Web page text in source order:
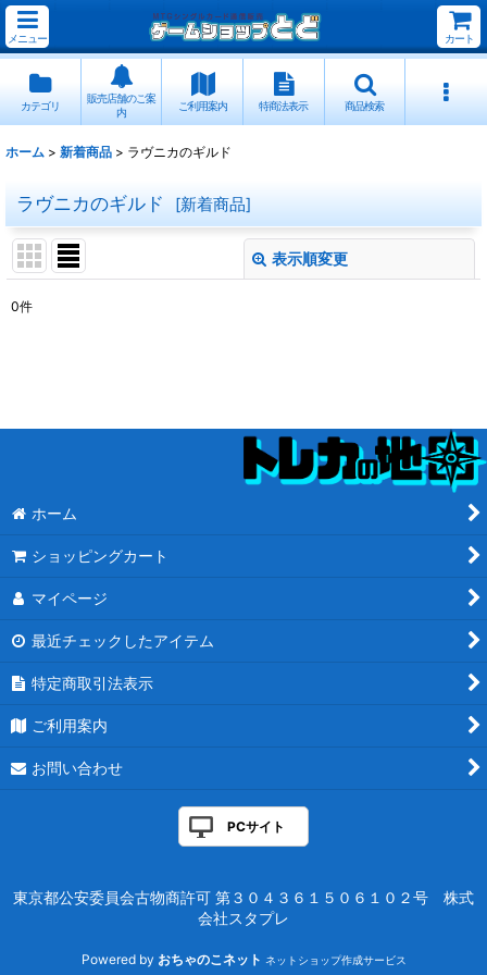
メニュー カート
カテゴリ
販売店舗のご案
内
ご利用案内 特商法表示 商品検索
ホーム > 新着商品 > ラヴニカのギルド
ラヴニカのギルド [新着商品]
表示順変更
絞り込む
0件
ホーム
ショッピングカート
マイページ
最近チェックしたアイテム
特定商取引法表示
ご利用案内
お問い合わせ
PCサイト
東京都公安委員会古物商許可 第３０４３６１５０６１０２号 株式
会社スタプレ
Powered by おちゃのこネット ネットショップ作成サービス